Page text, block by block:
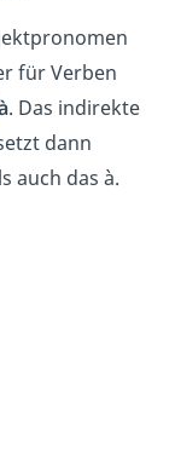
für Verben
. Das indirekte
dann
auch das à.